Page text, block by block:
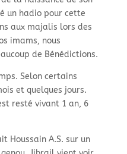
un hadio pour cette
aux majalis lors des
imams, nous
de Bénédictions.
Selon certains
et quelques jours.
resté vivant 1 an, 6
Houssain A.S. sur un